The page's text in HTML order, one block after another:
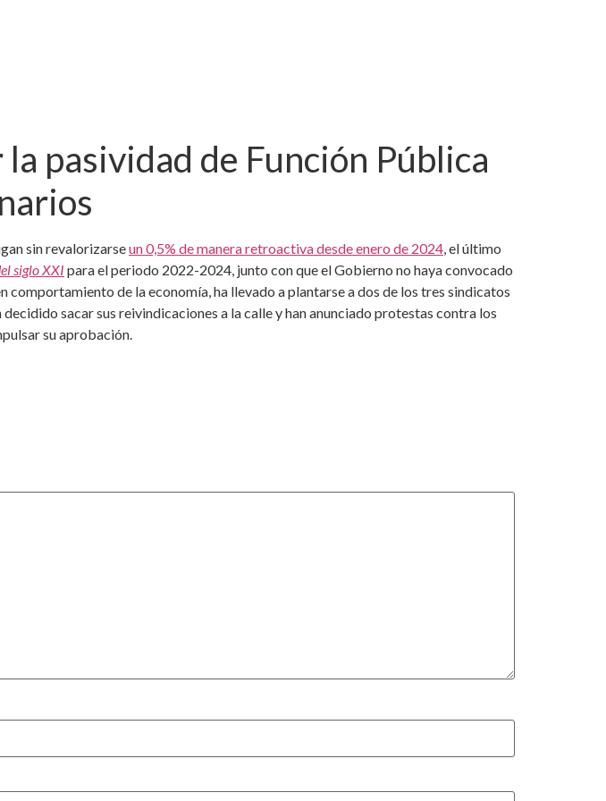
pasividad de Función Pública
sin revalorizarseun 0,5% de manera retroactiva desde enero de 2024, el último
siglo XXI para el periodo 2022-2024, junto con que el Gobierno no haya convocado
comportamiento de la economía, ha llevado a plantarse a dos de los tres sindicatos
sacar sus reivindicaciones a la calle y han anunciado protestas contra los
su aprobación.